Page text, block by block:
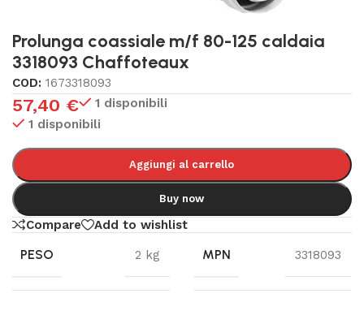
Prolunga coassiale m/f 80-125 caldaia
3318093 Chaffoteaux
COD: 1673318093
57,40 €
1 disponibili
1 disponibili
Aggiungi al carrello
Buy now
Compare Add to wishlist
PESO 2 kg MPN 3318093